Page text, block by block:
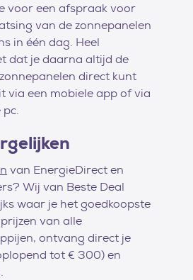
voor een afspraak voor
van de zonnepanelen
in één dag. Heel
dat je daarna altijd de
direct kunt
via een mobiele app of via
van EnergieDirect en
Wij van Beste Deal
waar je het goedkoopste
van alle
ontvang direct je
tot € 300) en